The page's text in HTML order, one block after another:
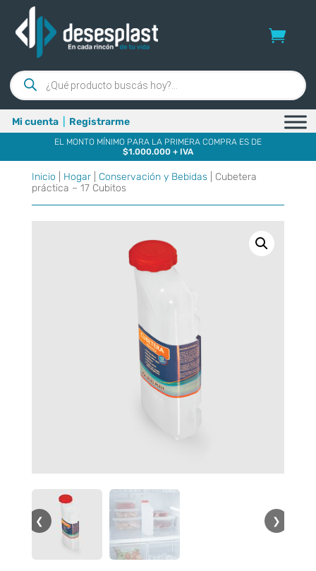
Búsqueda
de
productos
Mi cuenta Registrarme
EL MONTO MÍNIMO PARA LA PRIMERA COMPRA ES DE
$1.000.000 + IVA
Inicio Hogar| Conservación y Bebidas| Cubetera
práctica – 17 Cubitos
❮ ❯